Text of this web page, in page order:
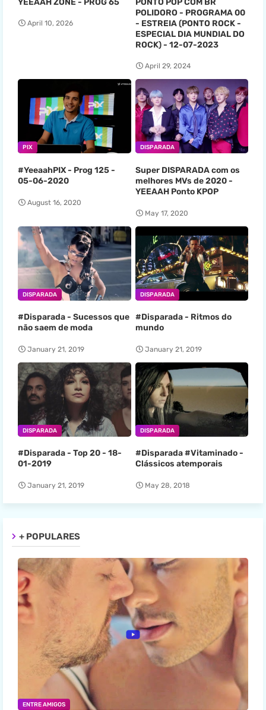
April 10, 2026
POLIDORO - PROGRAMA 00
- ESTREIA (PONTO ROCK -
ESPECIAL DIA MUNDIAL DO
ROCK) - 12-07-2023
April 29, 2024
PIX
#YeeaahPIX - Prog 125 -
05-06-2020
August 16, 2020
DISPARADA
Super DISPARADA com os
melhores MVs de 2020 -
YEEAAH Ponto KPOP
May 17, 2020
DISPARADA
#Disparada - Sucessos que
não saem de moda
January 21, 2019
DISPARADA
#Disparada - Ritmos do
mundo
January 21, 2019
DISPARADA
#Disparada - Top 20 - 18-
01-2019
January 21, 2019
DISPARADA
#Disparada #Vitaminado -
Clássicos atemporais
May 28, 2018
+ POPULARES
ENTRE AMIGOS